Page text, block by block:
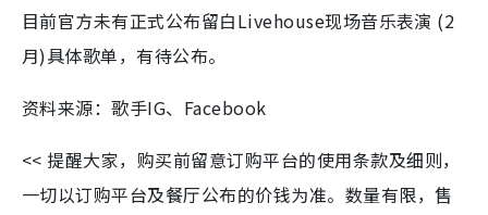
目前官方未有正式公布留白Livehouse现场音乐表演 (2
月)具体歌单，有待公布。
资料来源：歌手IG、Facebook
<< 提醒大家，购买前留意订购平台的使用条款及细则，
一切以订购平台及餐厅公布的价钱为准。数量有限，售